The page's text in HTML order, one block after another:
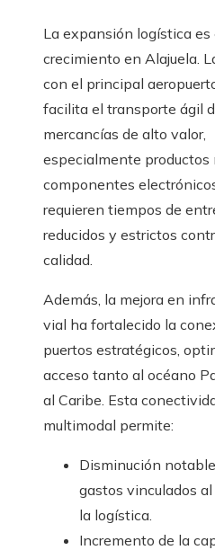
La expansión logística es
crecimiento en Alajuela.
con el principal
facilita el transporte ágil
mercancías de alto valor,
especialmente productos
componentes
requieren tiempos de
reducidos y estrictos
calidad.
Además, la mejora en
vial ha fortalecido la
puertos estratégicos,
acceso tanto al océano
al Caribe. Esta
multimodal permite:
Disminución
gastos vinculados
la logística.
Incremento de la